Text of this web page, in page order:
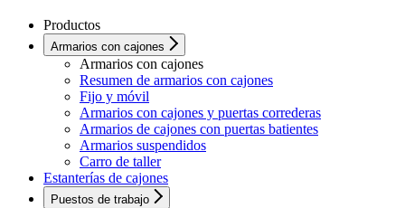
Productos
Armarios con cajones
Armarios con cajones
Resumen de armarios con cajones
Fijo y móvil
Armarios con cajones y puertas correderas
Armarios de cajones con puertas batientes
Armarios suspendidos
Carro de taller
Estanterías de cajones
Puestos de trabajo